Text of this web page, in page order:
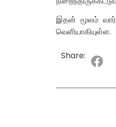
இதன் மூலம் வார்
வெளியாகியுள்ள.
Share: